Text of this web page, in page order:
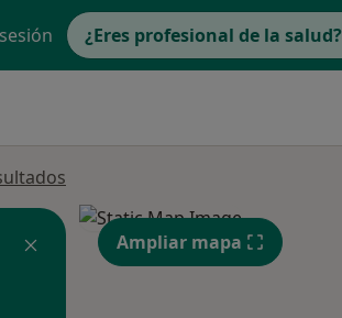
¿Eres profesional de la salud?
Ampliar mapa